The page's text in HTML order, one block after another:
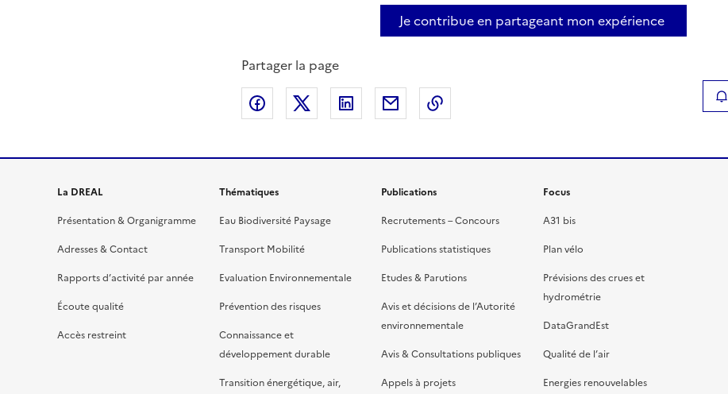
Je contribue en partageant mon expérience
Partager la page
Partager sur Facebook
Partager sur XPartager sur LinkedIn
Partager par emailCopier le lien de la page dans le presse-papier
La DREAL
Présentation & Organigramme
Adresses & Contact
Rapports d’activité par année
Écoute qualité
Accès restreint
Thématiques
Eau Biodiversité Paysage
Transport Mobilité
Evaluation Environnementale
Prévention des risques
Connaissance et
développement durable
Transition énergétique, air,
Publications
Recrutements – Concours
Publications statistiques
Etudes & Parutions
Avis et décisions de l’Autorité
environnementale
Avis & Consultations publiques
Appels à projets
Focus
A31 bis
Plan vélo
Prévisions des crues et
hydrométrie
DataGrandEst
Qualité de l’air
Energies renouvelables